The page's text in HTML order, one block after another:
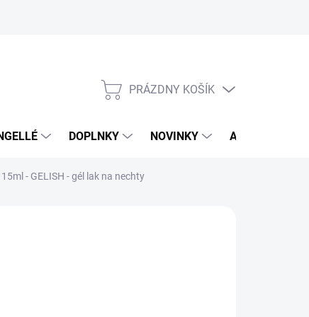
poriadok
NÁKUPNÝ
PRÁZDNY KOŠÍK
DOPLNKY NOVINKY AKCIA
- GELISH - gél lak na nechty